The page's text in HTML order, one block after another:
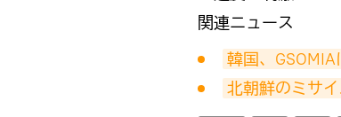
関連ニュース
韓国、
北朝鮮のミサ